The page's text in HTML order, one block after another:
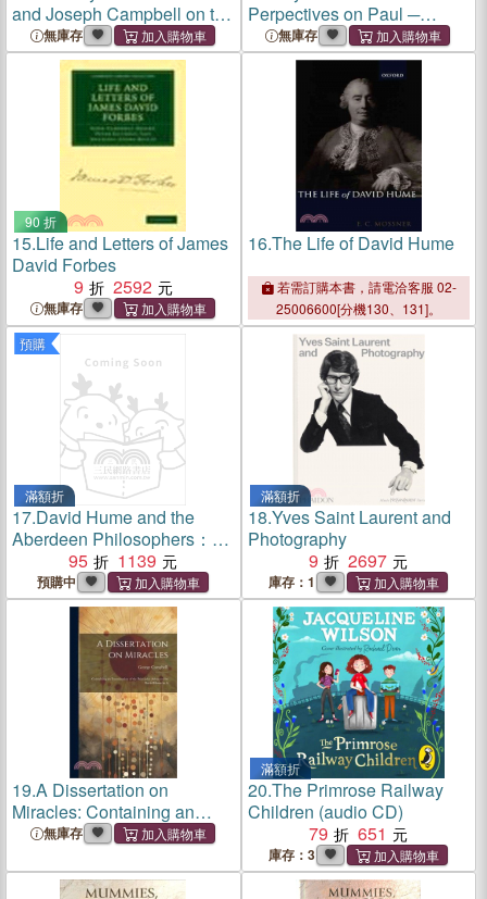
and Joseph Campbell on the
Veracity of Christianity
無庫存
Perpectives on Paul ─
Reflections on the Work of
Douglas Campbell
無庫存
90 折
15.Life and Letters of James
David Forbes
9
2592
無庫存
16.The Life of David Hume
若需訂購本書，請電洽客服 02-
25006600[分機130、131]。
預購
滿額折
17.David Hume and the
Aberdeen Philosophers：
Reid, Campbell, Gerard,
Beattie
95 1139
預購中
滿額折
18.Yves Saint Laurent and
Photography
9
2697
庫存：1
19.A Dissertation on
Miracles: Containing an
Examination of the
David Hume in A
無庫存
滿額折
20.The Primrose Railway
Children (audio CD)
79
651
庫存：3